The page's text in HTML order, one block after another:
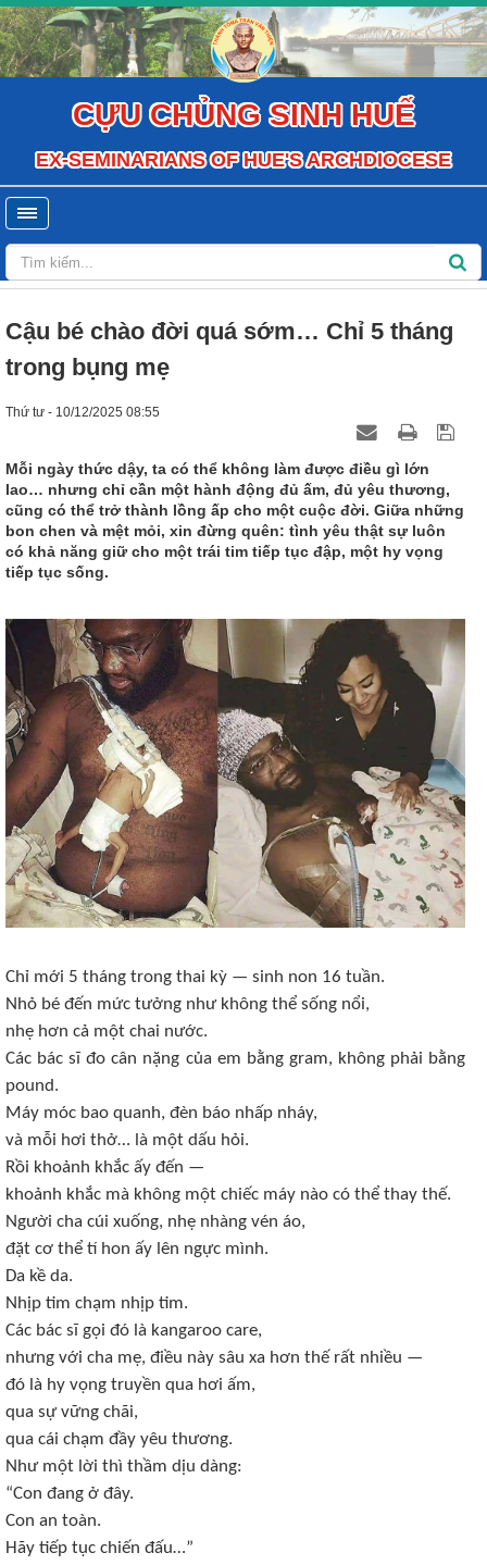
CỰU CHỦNG SINH HUẾ
EX-SEMINARIANS OF HUE'S ARCHDIOCESE
Cậu bé chào đời quá sớm… Chỉ 5 tháng
trong bụng mẹ
Thứ tư - 10/12/2025 08:55
Mỗi ngày thức dậy, ta có thể không làm được điều gì lớn
lao… nhưng chỉ cần một hành động đủ ấm, đủ yêu thương,
cũng có thể trở thành lồng ấp cho một cuộc đời. Giữa những
bon chen và mệt mỏi, xin đừng quên: tình yêu thật sự luôn
có khả năng giữ cho một trái tim tiếp tục đập, một hy vọng
tiếp tục sống.
Chỉ mới 5 tháng trong thai kỳ — sinh non 16 tuần.
Nhỏ bé đến mức tưởng như không thể sống nổi,
nhẹ hơn cả một chai nước.
Các bác sĩ đo cân nặng của em bằng gram, không phải bằng
pound.
Máy móc bao quanh, đèn báo nhấp nháy,
và mỗi hơi thở… là một dấu hỏi.
Rồi khoảnh khắc ấy đến —
khoảnh khắc mà không một chiếc máy nào có thể thay thế.
Người cha cúi xuống, nhẹ nhàng vén áo,
đặt cơ thể tí hon ấy lên ngực mình.
Da kề da.
Nhịp tim chạm nhịp tim.
Các bác sĩ gọi đó là kangaroo care,
nhưng với cha mẹ, điều này sâu xa hơn thế rất nhiều —
đó là hy vọng truyền qua hơi ấm,
qua sự vững chãi,
qua cái chạm đầy yêu thương.
Như một lời thì thầm dịu dàng:
“Con đang ở đây.
Con an toàn.
Hãy tiếp tục chiến đấu…”